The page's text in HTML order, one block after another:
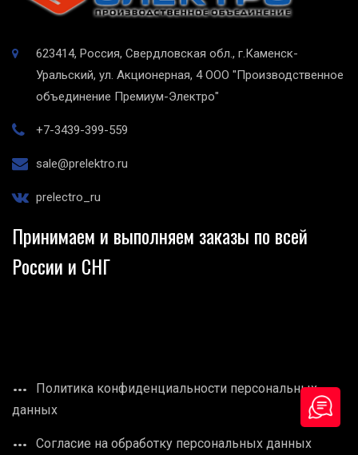
623414, Россия, Свердловская обл., г.Каменск-
Уральский, ул. Акционерная, 4 ООО "Производственное
объединение Премиум-Электро"
+7-3439-399-559
sale@prelektro.ru
prelectro_ru
Принимаем и выполняем заказы по всей
России и СНГ
Политика конфиденциальности персональных
данных
Согласие на обработку персональных данных